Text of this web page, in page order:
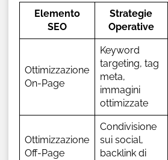
Elemento
SEO
Strategie
Operative
Ottimizzazione
On-Page
Keyword
targeting, tag
meta,
immagini
ottimizzate
Ottimizzazione
Off-Page
Condivisione
sui social,
backlink di